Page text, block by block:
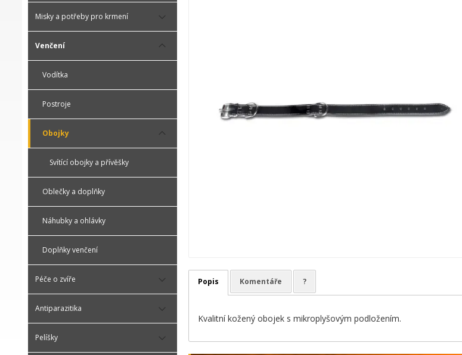
Misky a potřeby pro krmení
Venčení
Vodítka
Postroje
Obojky
Svítící obojky a přívěšky
Oblečky a doplňky
Náhubky a ohlávky
Doplňky venčení
Péče o zvíře
Antiparazitika
Pelíšky
Popis Komentáře ?
Kvalitní kožený obojek s mikroplyšovým podložením.